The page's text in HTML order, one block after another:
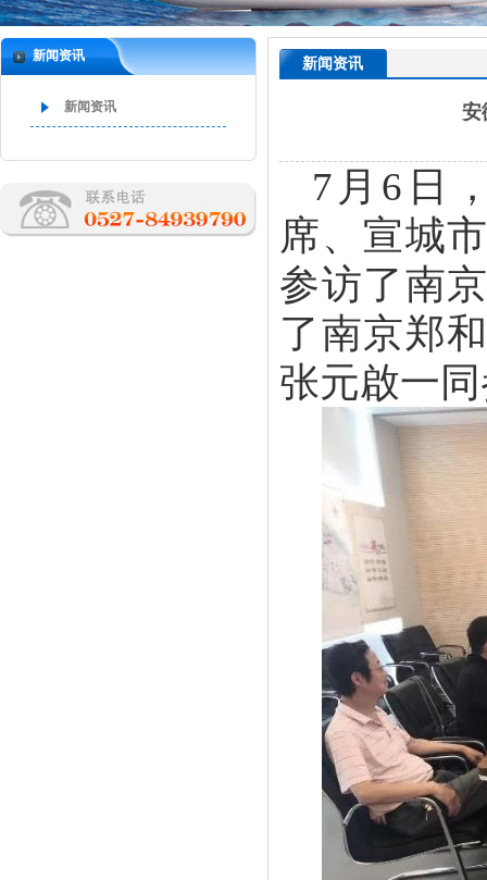
新闻资讯
新闻资讯
新闻资讯
安
7月6日
席、宣城
参访了南
了南京郑
张元啟一